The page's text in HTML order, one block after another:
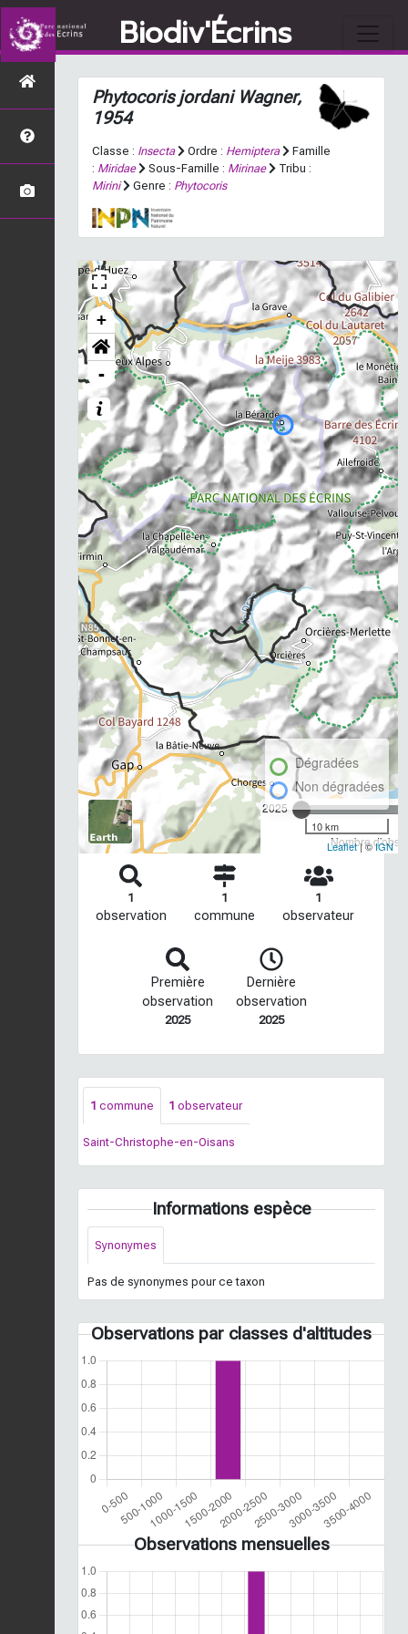
Biodiv'Écrins
Phytocoris jordaniWagner,
1954
Classe : Insecta Ordre : Hemiptera
Famille
: Miridae Sous-Famille : Mirinae
Tribu :
Mirini
Genre : Phytocoris
+
-
2025
Nombre
Dégradées
Non dégradées
10 km
Leaflet| ©IGN
1
observation
1
commune
1
observateur
Première
observation
2025
Dernière
observation
2025
1 commune 1 observateur
Saint-Christophe-en-Oisans
Informations espèce
Synonymes
Pas de synonymes pour ce taxon
Observations par classes d'altitudes
Observations mensuelles